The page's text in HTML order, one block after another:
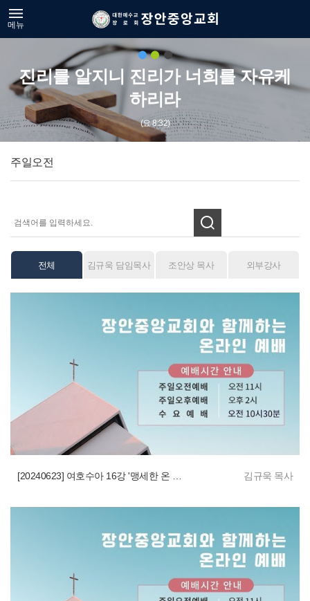
메뉴
진리를 알지니 진리가 너희를 자유케
하리라
(요 8:32)
주일오전
전체 김규욱 담임목사 조안상 목사 외부강사
[20240623] 여호수아 16강 '맹세한 온 땅 정복 : 안식' 김규욱 목사